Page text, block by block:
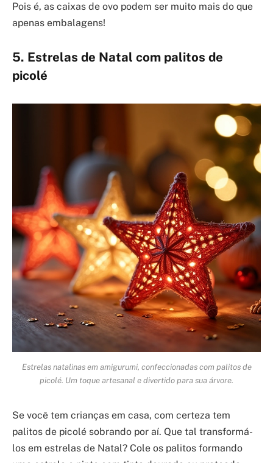
Pois é, as caixas de ovo podem ser muito mais do que
apenas embalagens!
5. Estrelas de Natal com palitos de
picolé
Estrelas natalinas em amigurumi, confeccionadas com palitos de
picolé. Um toque artesanal e divertido para sua árvore.
Se você tem crianças em casa, com certeza tem
palitos de picolé sobrando por aí. Que tal transformá-
los em estrelas de Natal? Cole os palitos formando